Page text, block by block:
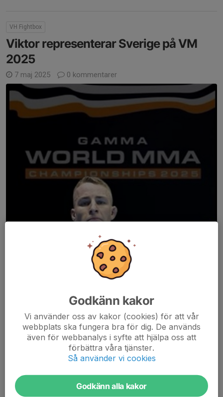
VH Fightbox
Viktor representerar Sverige på VM
2025
7 maj 2025 0 kommentarer
Godkänn kakor
Vi använder oss av kakor (cookies) för att vår
webbplats ska fungera bra för dig. De används
även för webbanalys i syfte att hjälpa oss att
förbättra våra tjänster.
Så använder vi cookies
Godkänn alla kakor